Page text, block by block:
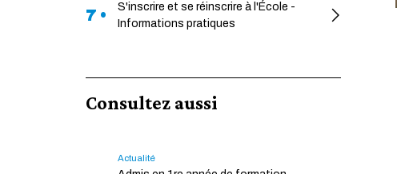
7 •
S'inscrire et se réinscrire à l'École -
Informations pratiques
Consultez aussi
Actualité